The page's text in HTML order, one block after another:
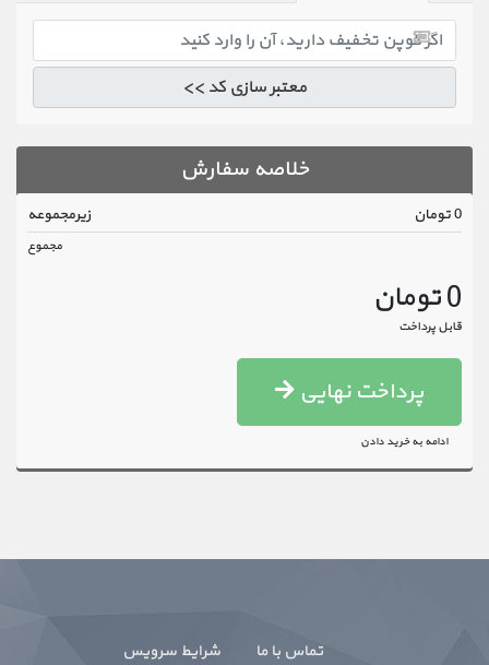
معتبر سازی کد >>
خلاصه سفارش
زیرمجموعه 0 تومان
مجموع
0 تومان
قابل پرداخت
پرداخت نهایی
ادامه به خرید دادن
تماس با ما شرایط سرویس